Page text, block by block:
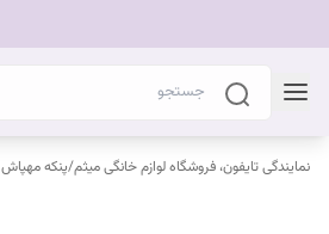
نمایندگی تایفون، فروشگاه لوازم خانگی میثم/پنکه مهپاش ۷۵